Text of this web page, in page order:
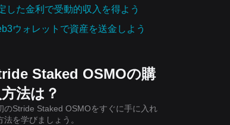
した金利で受動的収入を得よう
ウォレットで資産を‌送金しよう
Staked OSMOの購
法は？
のStride Staked OSMOをすぐに手に入れ
法を学びましょう。